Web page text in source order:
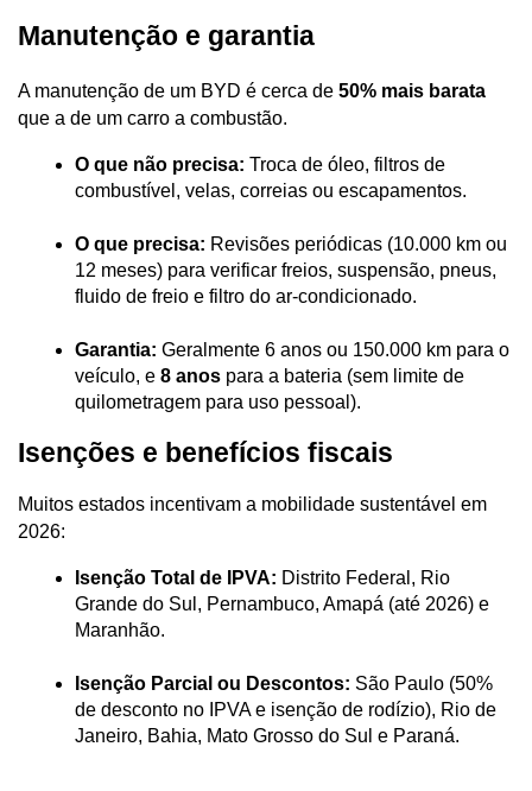
Manutenção e garantia
A manutenção de um BYD é cerca de 50% mais barata
que a de um carro a combustão.
O que não precisa: Troca de óleo, filtros de
combustível, velas, correias ou escapamentos.
O que precisa: Revisões periódicas (10.000 km ou
12 meses) para verificar freios, suspensão, pneus,
fluido de freio e filtro do ar-condicionado.
Garantia: Geralmente 6 anos ou 150.000 km para o
veículo, e 8 anos para a bateria (sem limite de
quilometragem para uso pessoal).
Isenções e benefícios fiscais
Muitos estados incentivam a mobilidade sustentável em
2026:
Isenção Total de IPVA: Distrito Federal, Rio
Grande do Sul, Pernambuco, Amapá (até 2026) e
Maranhão.
Isenção Parcial ou Descontos: São Paulo (50%
de desconto no IPVA e isenção de rodízio), Rio de
Janeiro, Bahia, Mato Grosso do Sul e Paraná.